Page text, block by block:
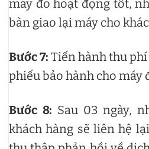
máy đo hoạt động tốt,
bàn giao lại máy cho
Bước 7: Tiến hành thu
phiếu bảo hành cho máy
Bước 8: Sau 03 ngày,
khách hàng sẽ liên hệ